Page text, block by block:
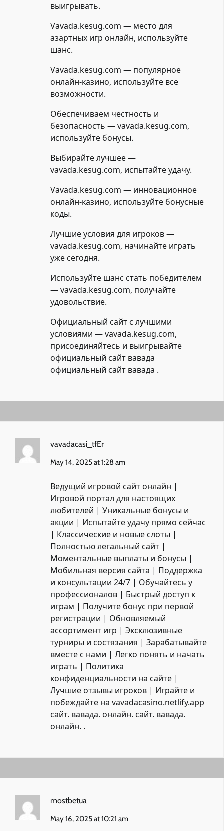
выигрывать.
Vavada.kesug.com — место для
азартных игр онлайн, используйте
шанс.
Vavada.kesug.com — популярное
онлайн-казино, используйте все
возможности.
Обеспечиваем честность и
безопасность — vavada.kesug.com,
используйте бонусы.
Выбирайте лучшее —
vavada.kesug.com, испытайте удачу.
Vavada.kesug.com — инновационное
онлайн-казино, используйте бонусные
коды.
Лучшие условия для игроков —
vavada.kesug.com, начинайте играть
уже сегодня.
Используйте шанс стать победителем
— vavada.kesug.com, получайте
удовольствие.
Официальный сайт с лучшими
условиями — vavada.kesug.com,
присоединяйтесь и выигрывайте
официальный сайт вавада
официальный сайт вавада .
vavadacasi_tfEr
May 14, 2025 at 1:28 am
Ведущий игровой сайт онлайн |
Игровой портал для настоящих
любителей | Уникальные бонусы и
акции | Испытайте удачу прямо сейчас
| Классические и новые слоты |
Полностью легальный сайт |
Моментальные выплаты и бонусы |
Мобильная версия сайта | Поддержка
и консультации 24/7 | Обучайтесь у
профессионалов | Быстрый доступ к
играм | Получите бонус при первой
регистрации | Обновляемый
ассортимент игр | Эксклюзивные
турниры и состязания | Зарабатывайте
вместе с нами | Легко понять и начать
играть | Политика
конфиденциальности на сайте |
Лучшие отзывы игроков | Играйте и
побеждайте на vavadacasino.netlify.app
сайт. вавада. онлайн. сайт. вавада.
онлайн. .
mostbetua
May 16, 2025 at 10:21 am